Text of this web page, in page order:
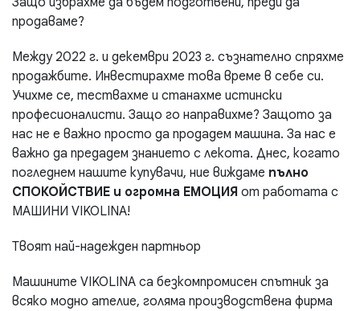
продаваме?
Между 2022 г. и декември 2023 г. съзнателно спряхме
продажбите. Инвестирахме това време в себе си.
Учихме се, тествахме и станахме истински
професионалисти. Защо го направихме? Защото за
нас не е важно просто да продадем машина. За нас е
важно да предадем знанието с лекота. Днес, когато
погледнем нашите купувачи, ние виждаме пълно
СПОКОЙСТВИЕ и огромна ЕМОЦИЯ от работата с
МАШИНИ VIKOLINA!
Твоят най-надежден партньор
Машините VIKOLINA са безкомпромисен спътник за
всяко модно ателие, голяма производствена фирма